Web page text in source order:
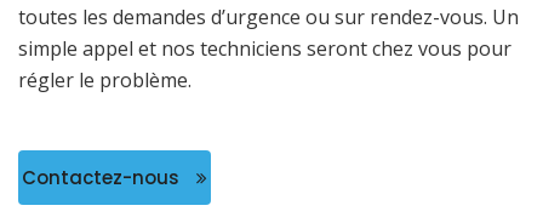
toutes les demandes d’urgence ou sur rendez-vous. Un
simple appel et nos techniciens seront chez vous pour
régler le problème.
Contactez-nous